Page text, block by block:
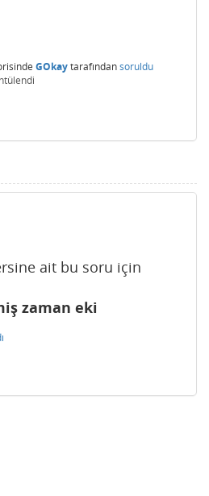
GOkaytarafındansoruldu
ait bu soru için
zaman eki